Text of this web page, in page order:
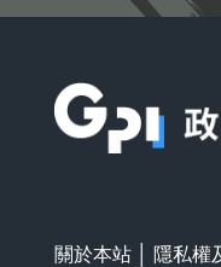
關於本站 隱私權